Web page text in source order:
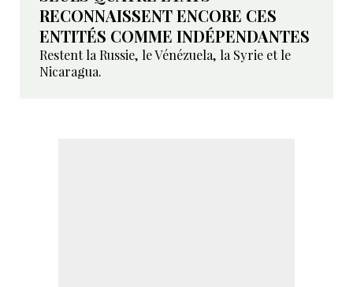
RECONNAISSENT ENCORE CES
ENTITÉS COMME INDÉPENDANTES
Restent la Russie, le Vénézuela, la Syrie et le
Nicaragua.